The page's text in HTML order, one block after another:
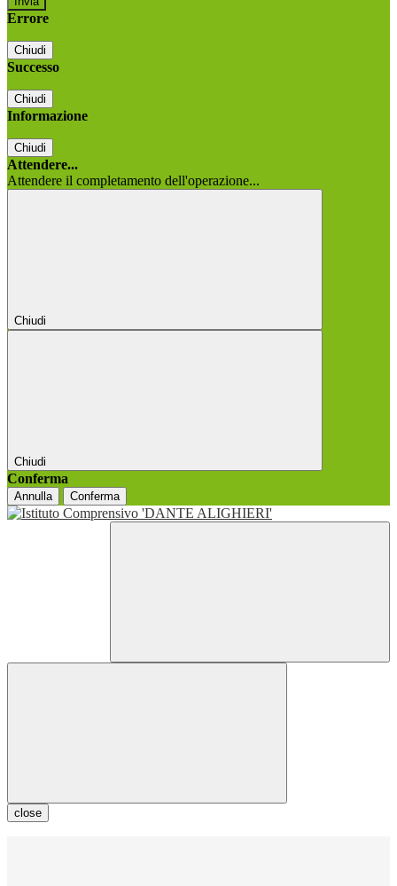
Errore
Chiudi
Successo
Chiudi
Informazione
Chiudi
Attendere...
Attendere il completamento dell'operazione...
Chiudi
Chiudi
Conferma
Annulla Conferma
close